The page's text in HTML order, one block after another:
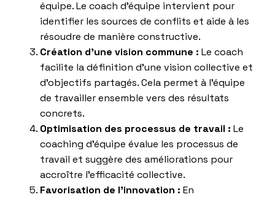
équipe. Le coach d’équipe intervient pour
identifier les sources de conflits et aide à les
résoudre de manière constructive.
Création d’une vision commune : Le coach
facilite la définition d’une vision collective et
d’objectifs partagés. Cela permet à l’équipe
de travailler ensemble vers des résultats
concrets.
Optimisation des processus de travail : Le
coaching d’équipe évalue les processus de
travail et suggère des améliorations pour
accroître l’efficacité collective.
Favorisation de l’innovation : En